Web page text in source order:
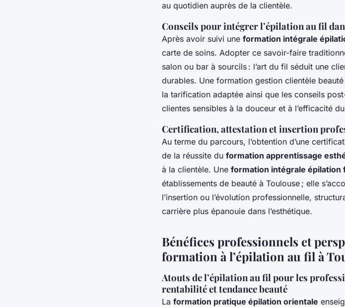
au quotidien auprès de la clientèle.
Conseils pour intégrer l’épilation au fil
Après avoir suivi une formation intégrale
carte de soins. Adopter ce savoir-faire
salon ou bar à sourcils : l’art du fil séduit une
durables. Une formation gestion clientèle
la tarification adaptée ainsi que les conseils
clientes sensibles à la douceur et à l’efficacité
Certification, attestation et insertion
Au terme du parcours, l’obtention d’une
de la réussite du formation apprentissage
à la clientèle. Une formation intégrale épilation
établissements de beauté à Toulouse ; elle
l’insertion ou l’évolution professionnelle,
carrière plus épanouie dans l’esthétique.
Bénéfices professionnels et
formation à l’épilation au fil à
Atouts de l’épilation au fil pour les
rentabilité et tendance beauté
La formation pratique épilation orientale